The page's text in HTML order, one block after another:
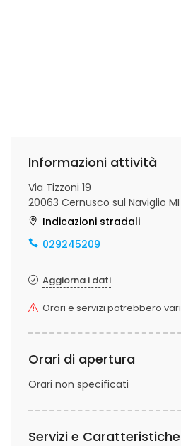
Informazioni attività
Via Tizzoni 19
20063 Cernusco sul Naviglio MI
Indicazioni stradali
029245209
Aggiorna i dati
Orari e servizi potrebbero
Orari di apertura
Orari non specificati
Servizi e Caratteristiche